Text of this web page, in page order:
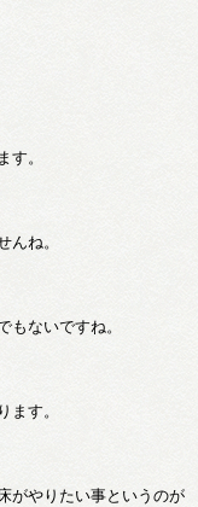
す。
んね。
ないですね。
ます。
がやりたい事というのが